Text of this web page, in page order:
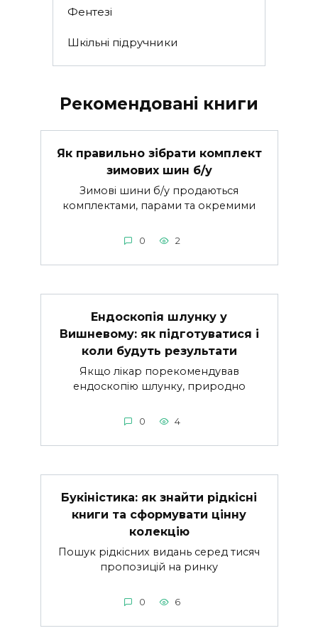
Фентезі
Шкільні підручники
Рекомендовані книги
Як правильно зібрати комплект
зимових шин б/у
Зимові шини б/у продаються
комплектами, парами та окремими
0 2
Ендоскопія шлунку у
Вишневому: як підготуватися і
коли будуть результати
Якщо лікар порекомендував
ендоскопію шлунку, природно
0 4
Букіністика: як знайти рідкісні
книги та сформувати цінну
колекцію
Пошук рідкісних видань серед тисяч
пропозицій на ринку
0 6